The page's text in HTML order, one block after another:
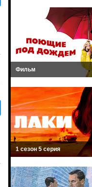
Фильм
1 сезон 5 серия